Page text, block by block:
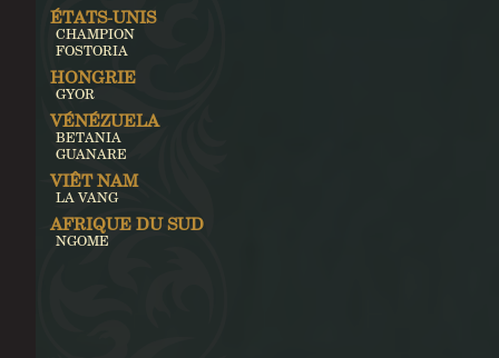
ÉTATS-UNIS
CHAMPION
FOSTORIA
HONGRIE
GYOR
VÉNÉZUELA
BETANIA
GUANARE
VIÊT NAM
LA VANG
AFRIQUE DU SUD
NGOME